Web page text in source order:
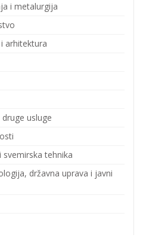
i metalurgija
arhitektura
usluge
tehnika
državna uprava i javni